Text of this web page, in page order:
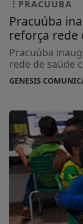
PRACUUBA
Pracuúba
reforça rede
Pracuúba
rede de saúde
GENESIS